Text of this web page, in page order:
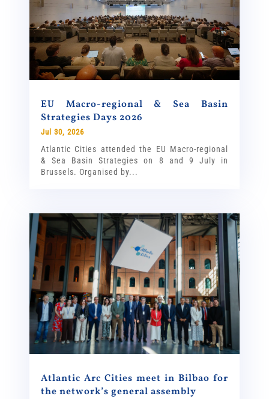
EU Macro-regional & Sea Basin
Strategies Days 2026
Jul 30, 2026
Atlantic Cities attended the EU Macro-regional
& Sea Basin Strategies on 8 and 9 July in
Brussels. Organised by...
Atlantic Arc Cities meet in Bilbao for
the network’s general assembly